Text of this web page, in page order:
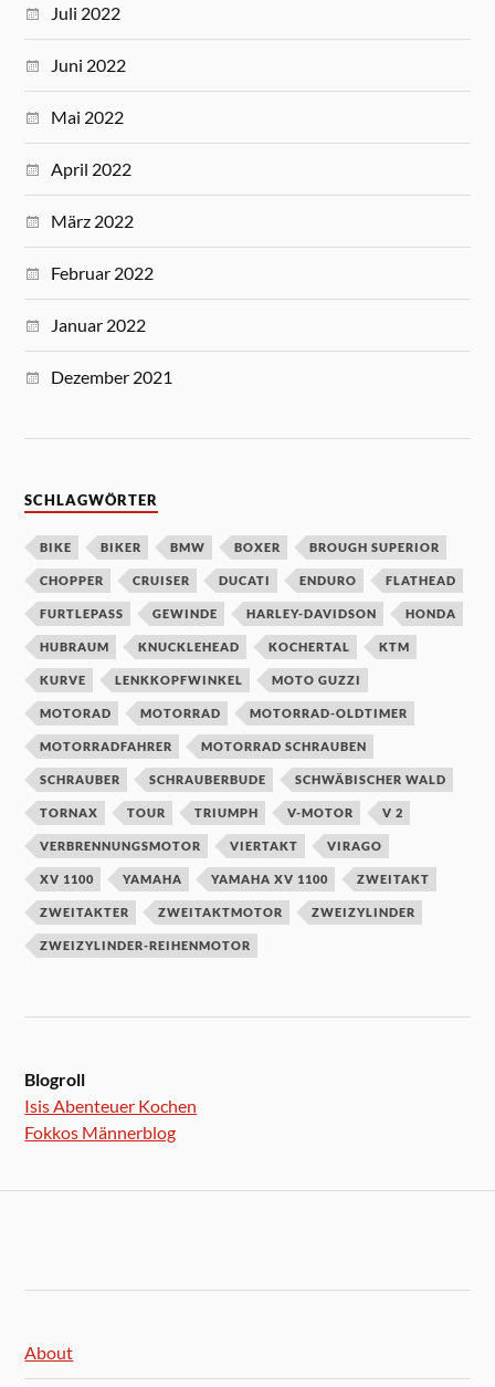
Juli 2022
Juni 2022
Mai 2022
April 2022
März 2022
Februar 2022
Januar 2022
Dezember 2021
SCHLAGWÖRTER
BIKE BIKER BMW BOXER BROUGH SUPERIOR
CHOPPER CRUISER DUCATI ENDURO FLATHEAD
FURTLEPASS GEWINDE HARLEY-DAVIDSON HONDA
HUBRAUM KNUCKLEHEAD KOCHERTAL KTM
KURVE LENKKOPFWINKEL MOTO GUZZI
MOTORAD MOTORRAD MOTORRAD-OLDTIMER
MOTORRADFAHRER MOTORRAD SCHRAUBEN
SCHRAUBER SCHRAUBERBUDE SCHWÄBISCHER WALD
TORNAX TOUR TRIUMPH V-MOTOR V 2
VERBRENNUNGSMOTOR VIERTAKT VIRAGO
XV 1100 YAMAHA YAMAHA XV 1100 ZWEITAKT
ZWEITAKTER ZWEITAKTMOTOR ZWEIZYLINDER
ZWEIZYLINDER-REIHENMOTOR
Blogroll
Isis Abenteuer Kochen
Fokkos Männerblog
About